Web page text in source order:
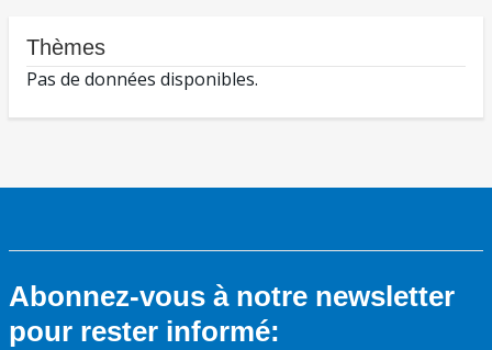
Thèmes
Pas de données disponibles.
Abonnez-vous à notre newsletter
pour rester informé: